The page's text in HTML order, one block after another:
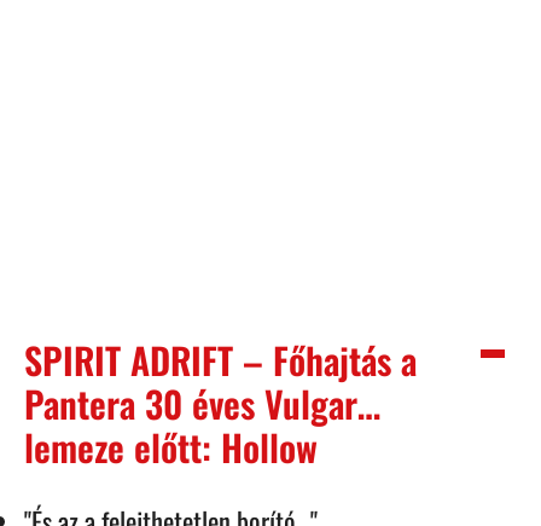
SPIRIT ADRIFT – Főhajtás a
Pantera 30 éves Vulgar…
lemeze előtt: Hollow